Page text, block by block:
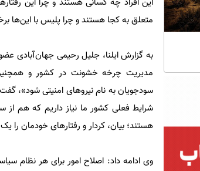
متعلق به کجا هستند و چرا پلیس با این‌ها
به گزارش ایلنا، جلیل رحیمی
مدیریت چرخه خشونت در کشور و
سودجویان به نام نیروهای امنیتی شود»،
شرایط فعلی کشور ما نیاز داریم که هم
هستند؛ بیان، کردار و رفتارهای خودمان را
وی ادامه داد: اصلاح امور برای هر نظام